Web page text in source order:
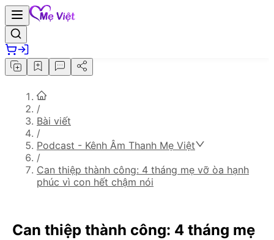
/
Bài viết
/
Podcast - Kênh Âm Thanh Mẹ Việt
/
Can thiệp thành công: 4 tháng mẹ vỡ òa hạnh
phúc vì con hết chậm nói
Can thiệp thành công: 4 tháng mẹ